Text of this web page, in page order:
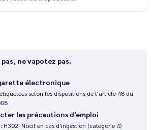
ne vapotez pas.
électronique
selon les dispositions de l'article 48 du
les précautions d'emploi
Nocif en cas d'ingestion (catégorie 4)